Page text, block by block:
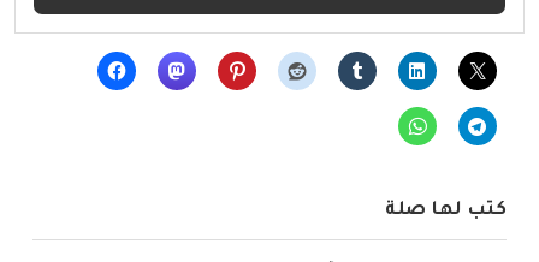
كتب لها صلة